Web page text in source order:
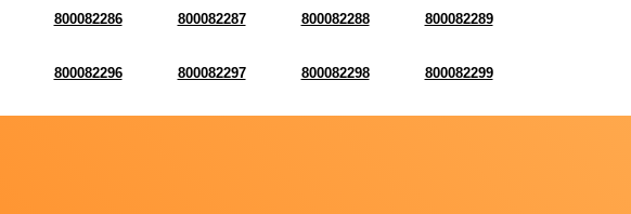
800082286 800082287 800082288 800082289
800082296 800082297 800082298 800082299